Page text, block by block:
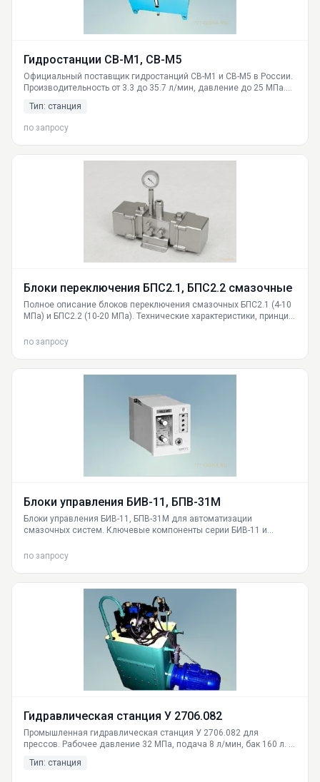
Гидростанции СВ-М1, СВ-М5
Официальный поставщик гидростанций СВ-М1 и СВ-М5 в России.
Производительность от 3.3 до 35.7 л/мин, давление до 25 МПа.
автоматических линий. Доставка по РФ.
Тип: станция
по запросу
Блоки переключения БПС2.1, БПС2.2 смазочные
Полное описание блоков переключения смазочных БПС2.1 (4-10
МПа) и БПС2.2 (10-20 МПа). Технические характеристики, принцип
инструкция по выбору. Доставка блоков переключения БПС2 по
по запросу
Блоки управления БИВ-11, БПВ-31М
Блоки управления БИВ-11, БПВ-31М для автоматизации
смазочных систем. Ключевые компоненты серии БИВ-11 и
Характеристики, срок службы, принцип работы, инструкции по
по запросу
Гидравлическая станция У 2706.082
Промышленная гидравлическая станция У 2706.082 для
прессов. Рабочее давление 32 МПа, подача 8 л/мин, бак 160 л. В
СПб, Новосибирск.
Тип: станция